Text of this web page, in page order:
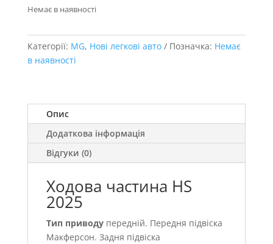
Немає в наявності
Категорії: MG, Нові легкові авто Позначка: Немає
в наявності
Опис
Додаткова інформація
Відгуки (0)
Ходова частина HS
2025
Тип приводупередній. Передня підвіска
Макферсон. Задня підвіска